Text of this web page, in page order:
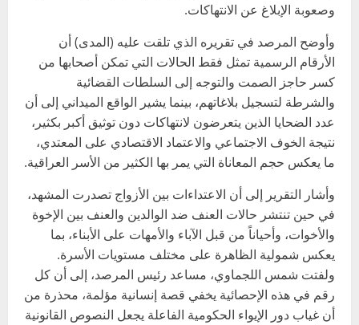
وصعوبة الإبلاغ عن الانتهاكات.
وأوضح المرصد في تقريره الذي تلقت عليه (المدى) أن
الأرقام الرسمية تمثل فقط الحالات التي تمكن أصحابها من
كسر حاجز الصمت والتوجه إلى السلطات القضائية
والشرطة لتسجيل بلاغاتهم، بينما يشير الواقع الميداني إلى أن
عدد الضحايا الذين يتعرضون لانتهاكات دون توثيق أكبر بكثير،
نتيجة الخوف الاجتماعي والاعتماد الاقتصادي على المعتدي،
ما يعكس حجم المعاناة التي يمر بها الكثير من الأسر العراقية.
وأشار التقرير إلى أن الاعتداءات بين الأزواج تصدرت المشهد،
في حين تنتشر حالات العنف ضد الوالدين والعنف بين الإخوة
والأخوات، وأحياناً من قبل الآباء والأمهات على الأبناء، بما
يعكس شمولية الظاهرة على مختلف مستويات الأسرة.
ولفتت شمس اللجماوي، مساعد رئيس المرصد، إلى أن كل
رقم في هذه الإحصائية يخفي قصة إنسانية مؤلمة، محذرة من
أن غياب دور الإيواء الحكومية الفاعلة يجعل النصوص القانونية